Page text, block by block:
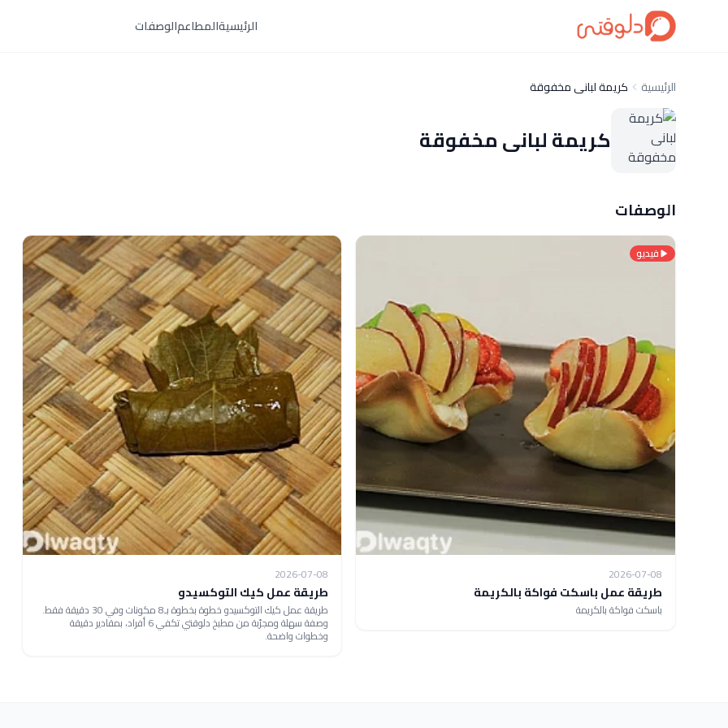
الرئيسيةالمطاعمالوصفات
الرئيسية كريمة لبانى مخفوقة
كريمة لبانى مخفوقة
الوصفات
فيديو
2026-07-08
طريقة عمل باسكت فواكة بالكريمة
باسكت فواكة بالكريمة
2026-07-08
طريقة عمل كيك التوكسيدو
طريقة عمل كيك التوكسيدو خطوة بخطوة بـ8 مكونات وفي 30 دقيقة فقط.
وصفة سهلة ومجرّبة من مطبخ دلوقتي تكفي 6 أفراد، بمقادير دقيقة
وخطوات واضحة.